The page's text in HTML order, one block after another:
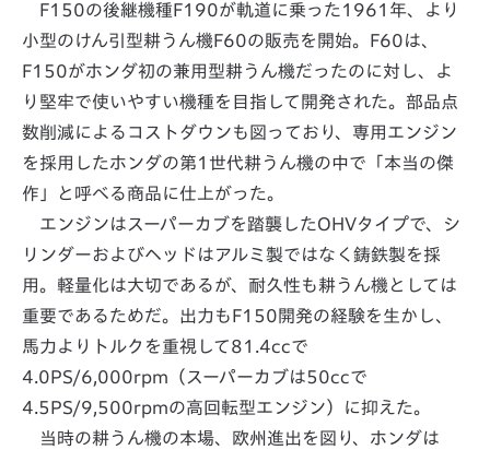
F150の後継機種F190が軌道に乗った1961年、より
小型のけん引型耕うん機F60の販売を開始。F60は、
F150がホンダ初の兼用型耕うん機だったのに対し、よ
り堅牢で使いやすい機種を目指して開発された。部品点
数削減によるコストダウンも図っており、専用エンジン
を採用したホンダの第1世代耕うん機の中で「本当の傑
作」と呼べる商品に仕上がった。
エンジンはスーパーカブを踏襲したOHVタイプで、シ
リンダーおよびヘッドはアルミ製ではなく鋳鉄製を採
用。軽量化は大切であるが、耐久性も耕うん機としては
重要であるためだ。出力もF150開発の経験を生かし、
馬力よりトルクを重視して81.4ccで
4.0PS/6,000rpm（スーパーカブは50ccで
4.5PS/9,500rpmの高回転型エンジン）に抑えた。
当時の耕うん機の本場、欧州進出を図り、ホンダは